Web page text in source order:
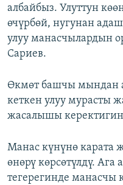
албайбыз. Улуттун
өчүрбөй, нугунан
улуу манасчылардын
Сариев.
Өкмөт башчы мындан
кеткен улуу мурасты
жасалышы керектигин
Манас күнүнө карата
өнөрү көрсөтүлдү. Ага
тегерегинде